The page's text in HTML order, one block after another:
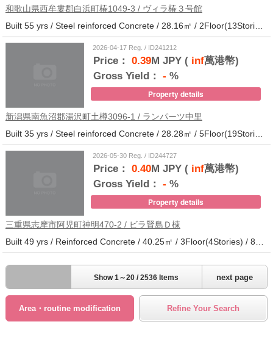
和歌山県西牟婁郡白浜町椿1049-3 / ヴィラ椿３号館
Built 55 yrs / Steel reinforced Concrete / 28.16㎡ / 2Floor(13Stories) / 73Units / Distance from the station.20
2026-04-17 Reg. / ID241212
Price： 0.39M JPY (inf萬港幣)
Gross Yield： - %
Property details
新潟県南魚沼郡湯沢町土樽3096-1 / ランパーツ中里
Built 35 yrs / Steel reinforced Concrete / 28.28㎡ / 5Floor(19Stories) / 309Units / Distance from the station.33
2026-05-30 Reg. / ID244727
Price： 0.40M JPY (inf萬港幣)
Gross Yield： - %
Property details
三重県志摩市阿児町神明470-2 / ビラ賢島Ｄ棟
next page
Show 1～20 / 2536 Items
Area・routine modification Refine Your Search